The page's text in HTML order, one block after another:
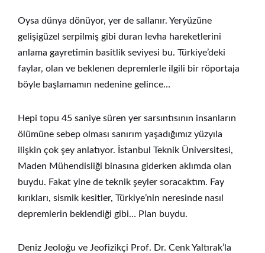
Oysa dünya dönüyor, yer de sallanır. Yeryüzüne
gelişigüzel serpilmiş gibi duran levha hareketlerini
anlama gayretimin basitlik seviyesi bu. Türkiye’deki
faylar, olan ve beklenen depremlerle ilgili bir röportaja
böyle başlamamın nedenine gelince…
Hepi topu 45 saniye süren yer sarsıntısının insanların
ölümüne sebep olması sanırım yaşadığımız yüzyıla
ilişkin çok şey anlatıyor. İstanbul Teknik Üniversitesi,
Maden Mühendisliği binasına giderken aklımda olan
buydu. Fakat yine de teknik şeyler soracaktım. Fay
kırıkları, sismik kesitler, Türkiye’nin neresinde nasıl
depremlerin beklendiği gibi… Plan buydu.
Deniz Jeoloğu ve Jeofizikçi Prof. Dr. Cenk Yaltırak’la